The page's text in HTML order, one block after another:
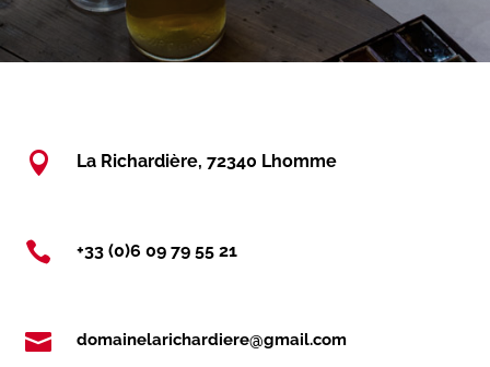
 La Richardière, 72340 Lhomme
 +33 (0)6 09 79 55 21
 domainelarichardiere@gmail.com